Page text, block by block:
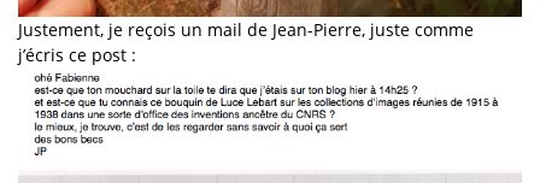
Justement, je reçois un mail de Jean-Pierre, juste comme
j’écris ce post :